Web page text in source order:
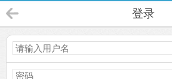
登录